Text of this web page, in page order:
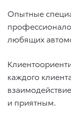
Опытные
любящих
каждого
и приятным.